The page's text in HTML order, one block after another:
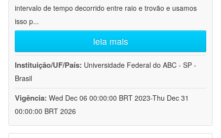
intervalo de tempo decorrido entre raio e trovão e usamos
isso p...
leia mais
Instituição/UF/País: Universidade Federal do ABC - SP -
Brasil
Vigência: Wed Dec 06 00:00:00 BRT 2023-Thu Dec 31
00:00:00 BRT 2026